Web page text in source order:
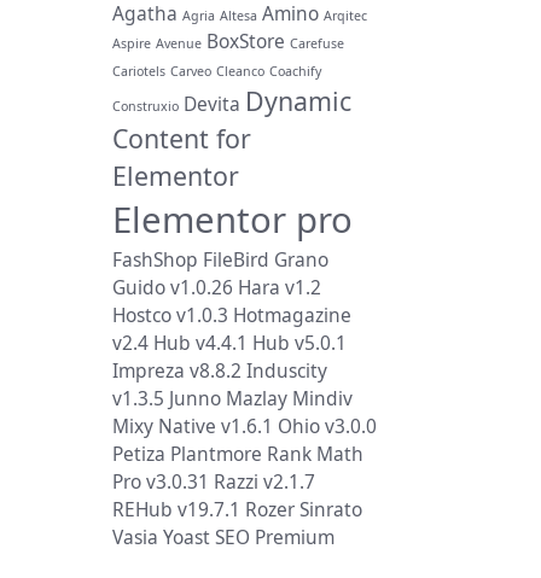
Agatha Agria Altesa Amino Arqitec
Aspire Avenue BoxStore Carefuse
Cariotels Carveo Cleanco Coachify
Construxio Devita Dynamic
Content for
Elementor
Elementor pro
FashShop FileBird Grano
Guido v1.0.26 Hara v1.2
Hostco v1.0.3 Hotmagazine
v2.4 Hub v4.4.1 Hub v5.0.1
Impreza v8.8.2 Induscity
v1.3.5 Junno Mazlay Mindiv
Mixy Native v1.6.1 Ohio v3.0.0
Petiza Plantmore Rank Math
Pro v3.0.31 Razzi v2.1.7
REHub v19.7.1 RozerSinrato
Vasia Yoast SEO Premium